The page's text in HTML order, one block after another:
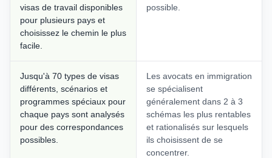
visas de travail disponibles
pour plusieurs pays et
choisissez le chemin le plus
facile.
possible.
Jusqu'à 70 types de visas
différents, scénarios et
programmes spéciaux pour
chaque pays sont analysés
pour des correspondances
possibles.
Les avocats en immigration
se spécialisent
généralement dans 2 à 3
schémas les plus rentables
et rationalisés sur lesquels
ils choisissent de se
concentrer.